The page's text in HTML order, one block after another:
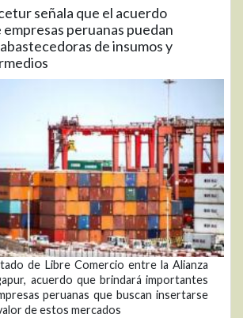
señala que el acuerdo
peruanas puedan
de insumos y
de Libre Comercio entre la Alianza
acuerdo que brindará importantes
peruanas que buscan insertarse
de estos mercados